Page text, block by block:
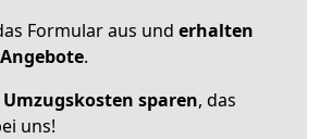
Formular aus und erhalten
.
Umzugskosten sparen, das
uns!